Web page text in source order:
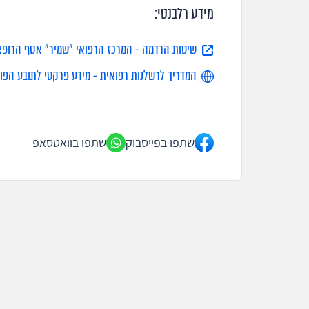
מידע רלבנטי:
שיטות הרדמה - המרכז הרפואי "שמיר" אסף
המדריך לרשלנות רפואית - מידע פרקטי לתובע
שתפו בפייסבוק שתפו בוואטסאפ